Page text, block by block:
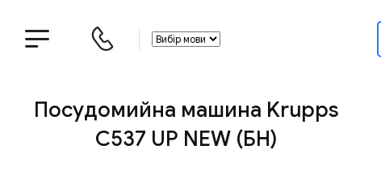
Посудомийна машина Krupps
C537 UP NEW (БН)